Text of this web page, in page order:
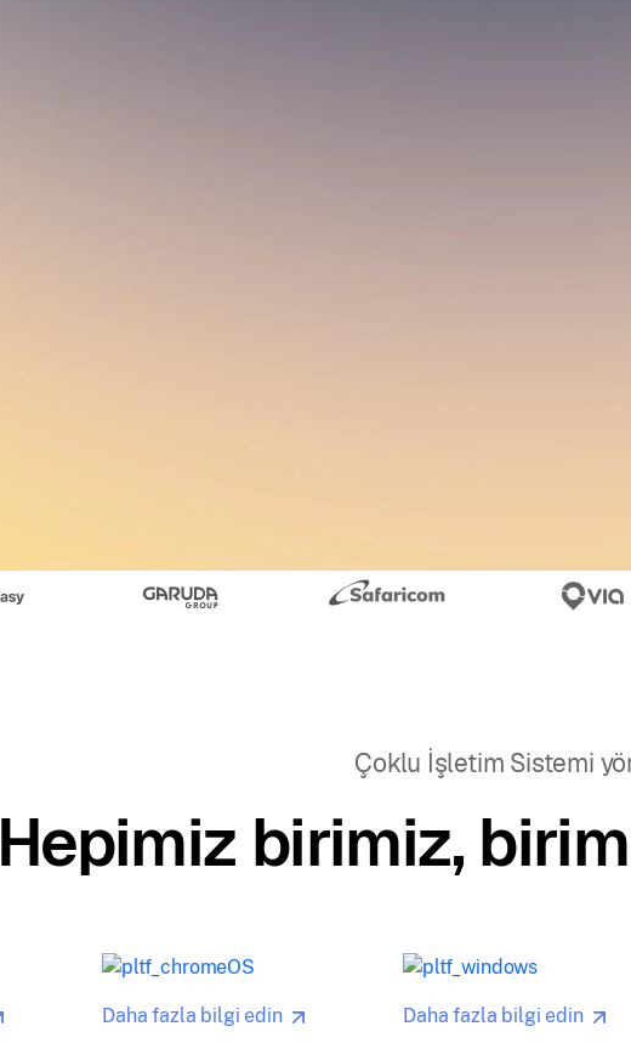
Çoklu İşletim Sistemi
Hepimiz birimiz,
Daha fazla bilgi edin Daha fazla bilgi edin